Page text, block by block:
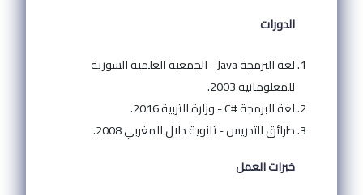
الدورات
لغة البرمجة Java - الجمعية العلمية السورية
للمعلوماتية 2003.
لغة البرمجة #C - وزارة التربية 2016.
طرائق التدريس - ثانوية دلال المغربي 2008.
خبرات العمل